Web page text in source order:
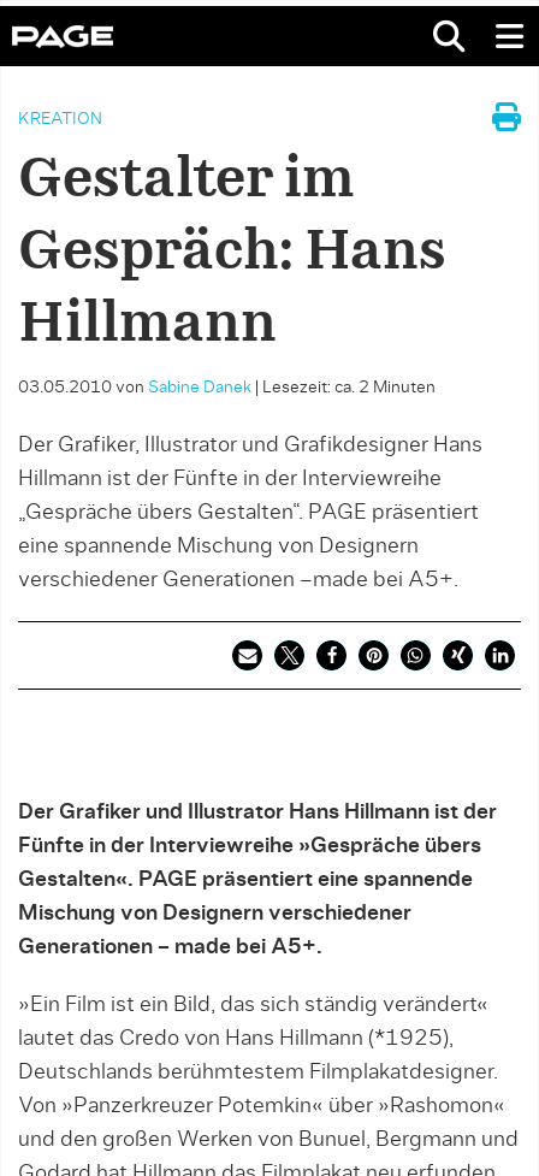
KREATION
Gestalter im
Gespräch: Hans
Hillmann
03.05.2010 von Sabine Danek Lesezeit: ca. 2 Minuten
Der Grafiker, Illustrator und Grafikdesigner Hans
Hillmann ist der Fünfte in der Interviewreihe
„Gespräche übers Gestalten“. PAGE präsentiert
eine spannende Mischung von Designern
verschiedener Generationen –made bei A5+.
Der Grafiker und Illustrator Hans Hillmann ist der
Fünfte in der Interviewreihe »Gespräche übers
Gestalten«. PAGE präsentiert eine spannende
Mischung von Designern verschiedener
Generationen – made bei A5+.
»Ein Film ist ein Bild, das sich ständig verändert«
lautet das Credo von Hans Hillmann (*1925),
Deutschlands berühmtestem Filmplakatdesigner.
Von »Panzerkreuzer Potemkin« über »Rashomon«
und den großen Werken von Bunuel, Bergmann und